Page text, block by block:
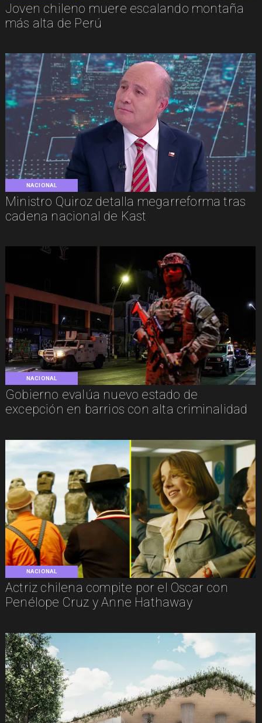
Joven chileno muere escalando montaña
más alta de Perú
NACIONAL
Ministro Quiroz detalla megarreforma tras
cadena nacional de Kast
NACIONAL
Gobierno evalúa nuevo estado de
excepción en barrios con alta criminalidad
NACIONAL
Actriz chilena compite por el Oscar con
Penélope Cruz y Anne Hathaway